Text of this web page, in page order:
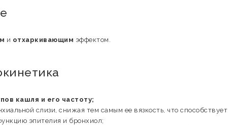
и отхаркивающим эффектом.
кашля и его частоту;
слизи, снижая тем самым ее вязкость, что способствует
эпителия и бронхиол;